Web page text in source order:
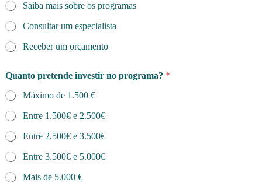
Saiba mais sobre os programas
Consultar um especialista
Receber um orçamento
Quanto pretende investir no programa? *
Máximo de 1.500 €
Entre 1.500€ e 2.500€
Entre 2.500€ e 3.500€
Entre 3.500€ e 5.000€
Mais de 5.000 €